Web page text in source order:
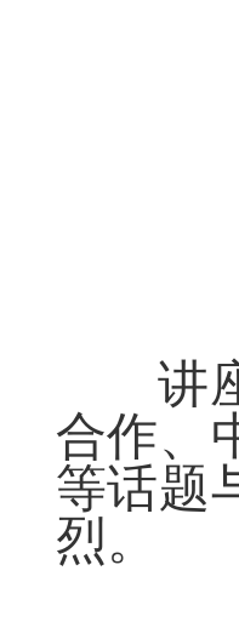
讲座
合作、
等话题
烈。